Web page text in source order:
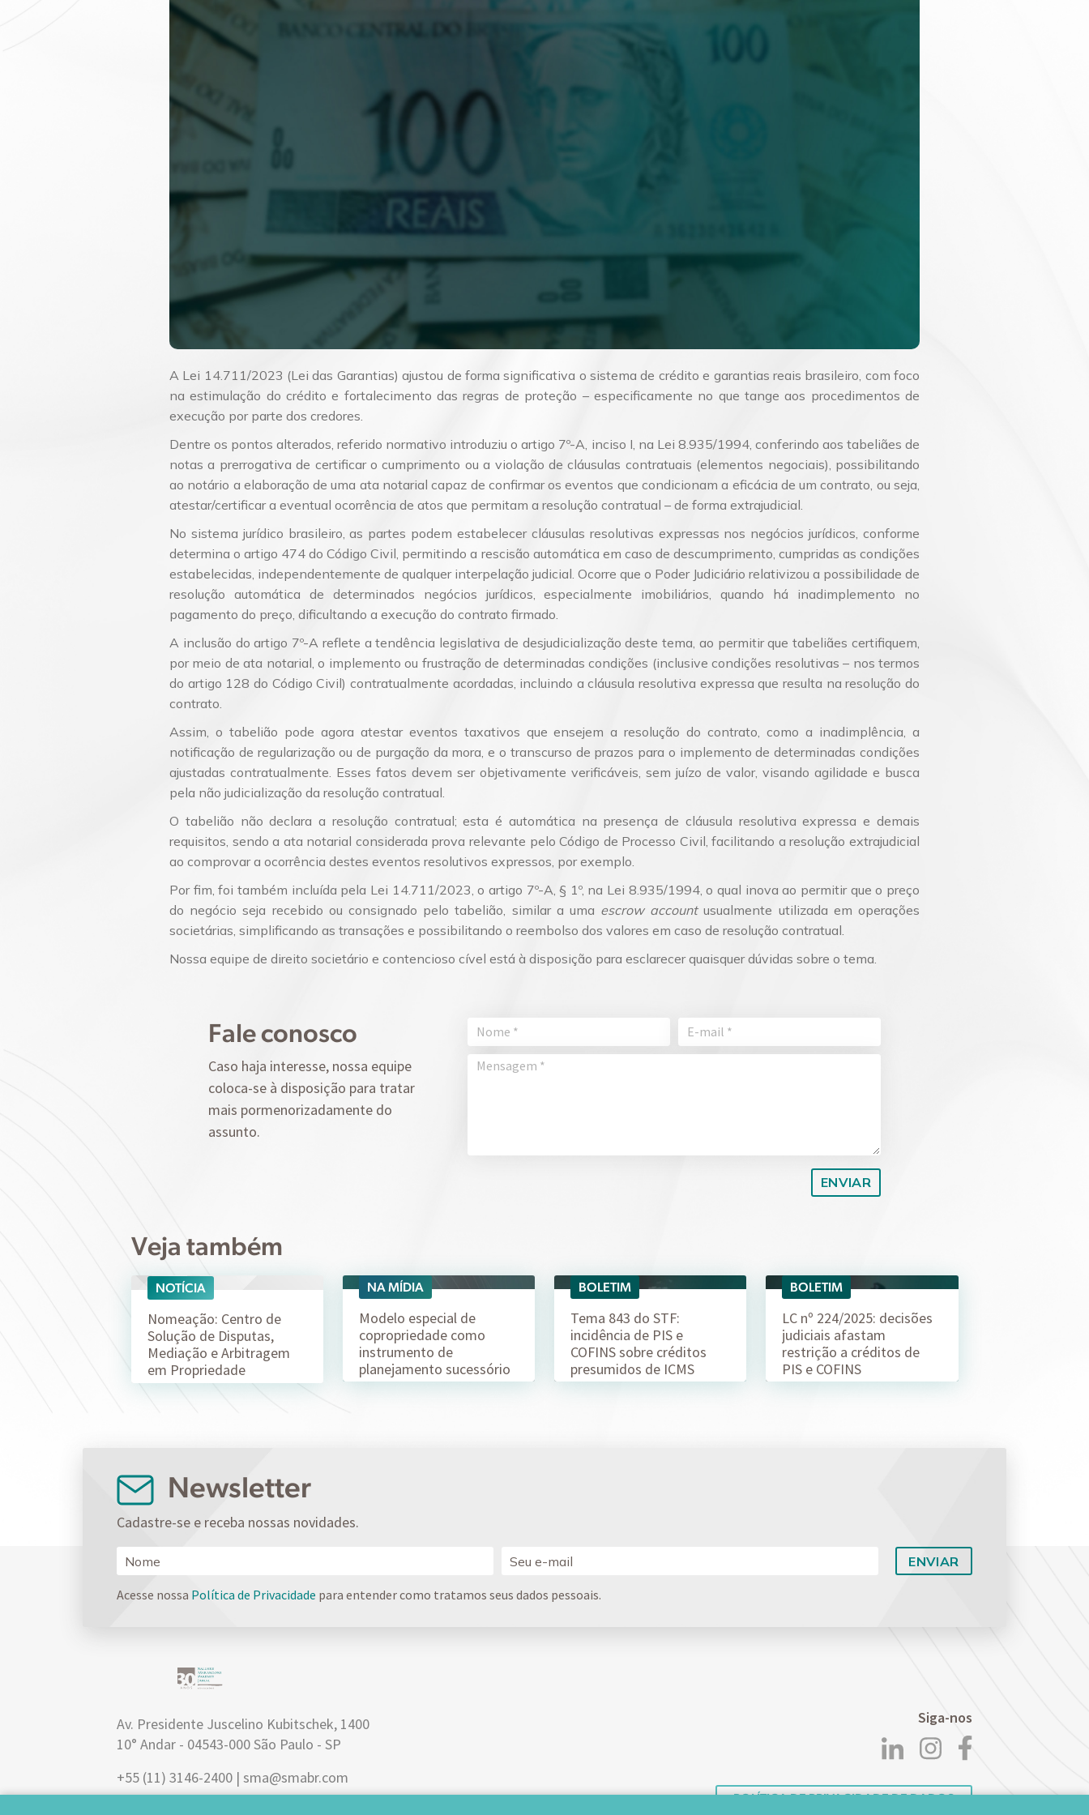
A Lei 14.711/2023 (Lei das Garantias) ajustou de forma significativa o sistema de crédito e garantias reais brasileiro, com foco
na estimulação do crédito e fortalecimento das regras de proteção – especificamente no que tange aos procedimentos de
execução por parte dos credores.
Dentre os pontos alterados, referido normativo introduziu o artigo 7º-A, inciso I, na Lei 8.935/1994, conferindo aos tabeliães de
notas a prerrogativa de certificar o cumprimento ou a violação de cláusulas contratuais (elementos negociais), possibilitando
ao notário a elaboração de uma ata notarial capaz de confirmar os eventos que condicionam a eficácia de um contrato, ou seja,
atestar/certificar a eventual ocorrência de atos que permitam a resolução contratual – de forma extrajudicial.
No sistema jurídico brasileiro, as partes podem estabelecer cláusulas resolutivas expressas nos negócios jurídicos, conforme
determina o artigo 474 do Código Civil, permitindo a rescisão automática em caso de descumprimento, cumpridas as condições
estabelecidas, independentemente de qualquer interpelação judicial. Ocorre que o Poder Judiciário relativizou a possibilidade de
resolução automática de determinados negócios jurídicos, especialmente imobiliários, quando há inadimplemento no
pagamento do preço, dificultando a execução do contrato firmado.
A inclusão do artigo 7º-A reflete a tendência legislativa de desjudicialização deste tema, ao permitir que tabeliães certifiquem,
por meio de ata notarial, o implemento ou frustração de determinadas condições (inclusive condições resolutivas – nos termos
do artigo 128 do Código Civil) contratualmente acordadas, incluindo a cláusula resolutiva expressa que resulta na resolução do
contrato.
­Assim, o tabelião pode agora atestar eventos taxativos que ensejem a resolução do contrato, como a inadimplência, a
notificação de regularização ou de purgação da mora, e o transcurso de prazos para o implemento de determinadas condições
ajustadas contratualmente. Esses fatos devem ser objetivamente verificáveis, sem juízo de valor, visando agilidade e busca
pela não judicialização da resolução contratual.
O tabelião não declara a resolução contratual; esta é automática na presença de cláusula resolutiva expressa e demais
requisitos, sendo a ata notarial considerada prova relevante pelo Código de Processo Civil, facilitando a resolução extrajudicial
ao comprovar a ocorrência destes eventos resolutivos expressos, por exemplo. ­
Por fim, foi também incluída pela Lei 14.711/2023, o artigo 7º-A, § 1º, na Lei 8.935/1994, o qual inova ao permitir que o preço
do negócio seja recebido ou consignado pelo tabelião, similar a uma escrow accountusualmente utilizada em operações
societárias, simplificando as transações e possibilitando o reembolso dos valores em caso de resolução contratual.
Nossa equipe de direito societário e contencioso cível está à disposição para esclarecer quaisquer dúvidas sobre o tema.
Fale conosco
Caso haja interesse, nossa equipe
coloca-se à disposição para tratar
mais pormenorizadamente do
assunto.
Veja também
07/08
NOTÍCIA
Nomeação: Centro de
Solução de Disputas,
Mediação e Arbitragem
em Propriedade
Intelectual da ABPI (CSD-
06/08
NA MÍDIA
Modelo especial de
copropriedade como
instrumento de
planejamento sucessório
04/08
BOLETIM
Tema 843 do STF:
incidência de PIS e
COFINS sobre créditos
presumidos de ICMS
04/08
BOLETIM
LC nº 224/2025: decisões
judiciais afastam
restrição a créditos de
PIS e COFINS
Newsletter
Cadastre-se e receba nossas novidades.
Acesse nossa Política de Privacidade para entender como tratamos seus dados pessoais.
Av. Presidente Juscelino Kubitschek, 1400
10° Andar - 04543-000 São Paulo - SP
+55 (11) 3146-2400 | sma@smabr.com
Siga-nos
POLÍTICA DE PRIVACIDADE DE DADOS